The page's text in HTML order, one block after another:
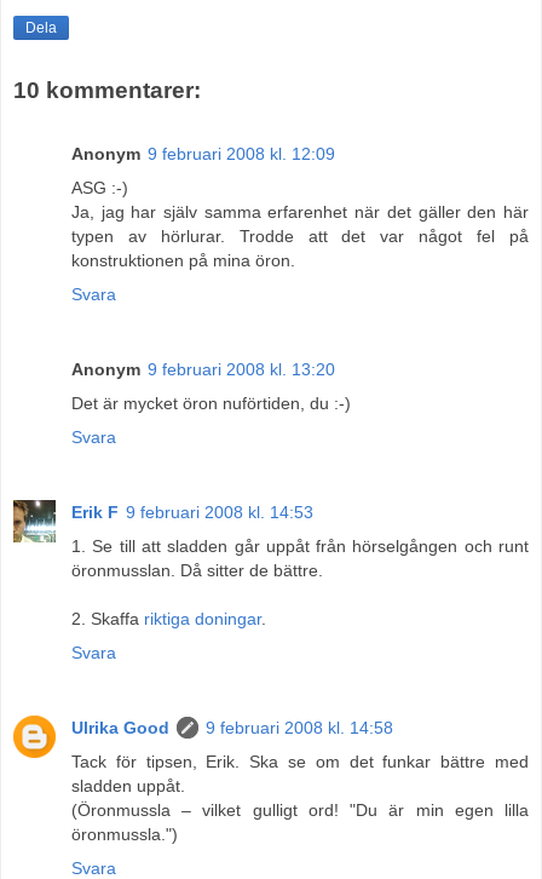
Dela
10 kommentarer:
Anonym 9 februari 2008 kl. 12:09
ASG :-)
Ja, jag har själv samma erfarenhet när det gäller den här
typen av hörlurar. Trodde att det var något fel på
konstruktionen på mina öron.
Svara
Anonym 9 februari 2008 kl. 13:20
Det är mycket öron nuförtiden, du :-)
Svara
Erik F 9 februari 2008 kl. 14:53
1. Se till att sladden går uppåt från hörselgången och runt
öronmusslan. Då sitter de bättre.
2. Skaffa riktiga doningar.
Svara
Ulrika Good
9 februari 2008 kl. 14:58
Tack för tipsen, Erik. Ska se om det funkar bättre med
sladden uppåt.
(Öronmussla – vilket gulligt ord! "Du är min egen lilla
öronmussla.")
Svara